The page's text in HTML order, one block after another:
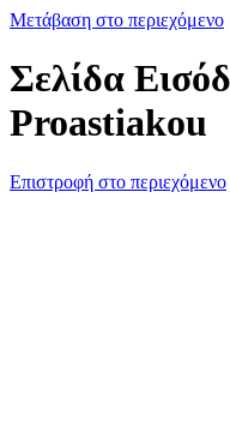
Μετάβαση στο περιεχόμενο
Σελίδα
Proastiakou
Επιστροφή στο περιεχόμενο